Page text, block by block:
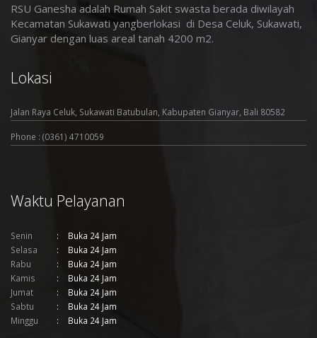
RSU Ganesha adalah Rumah Sakit swasta berada diwilayah
Kecamatan Sukawati yangberlokasi di Desa Celuk, Sukawati,
Gianyar dengan luas areal tanah 4200 m2.
Lokasi
Jalan Raya Celuk, Sukawati Batubulan, Kabupaten Gianyar, Bali 80582
Phone : (0361) 4710059
Waktu Pelayanan
Senin
Buka 24 Jam
Selasa
Buka 24 Jam
Rabu
Buka 24 Jam
Kamis
Buka 24 Jam
Jumat
Buka 24 Jam
Sabtu
Buka 24 Jam
Minggu
Buka 24 Jam